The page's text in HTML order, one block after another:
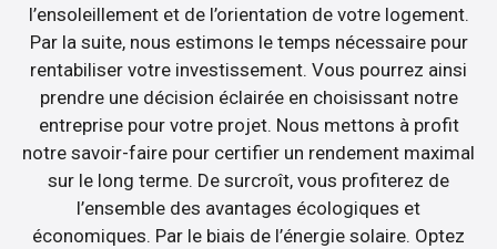
l’ensoleillement et de l’orientation de votre logement.
Par la suite, nous estimons le temps nécessaire pour
rentabiliser votre investissement. Vous pourrez ainsi
prendre une décision éclairée en choisissant notre
entreprise pour votre projet. Nous mettons à profit
notre savoir-faire pour certifier un rendement maximal
sur le long terme. De surcroît, vous profiterez de
l’ensemble des avantages écologiques et
économiques. Par le biais de l’énergie solaire. Optez